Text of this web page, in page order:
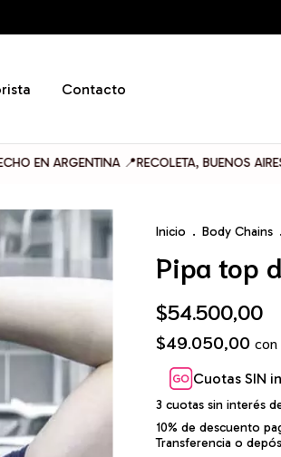
Contacto
📍RECOLETA, BUENOS AIRES 3
Inicio . Body Chains .
Pipa top
$54.500,00
$49.050,00 con
Cuotas SIN
3 cuotas sin interés
10% de descuento
Transferencia o